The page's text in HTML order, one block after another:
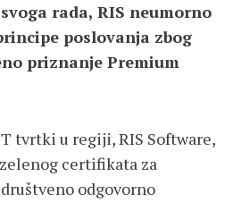
rada, RIS neumorno
poslovanja zbog
priznanje Premium
tvrtki u regiji, RIS Software,
certifikata za
odgovorno